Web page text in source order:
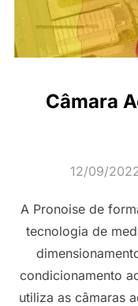
Câmara
Posted
12/09/
A Pronoise de
tecnologia de
condicionamento
utiliza as câmaras